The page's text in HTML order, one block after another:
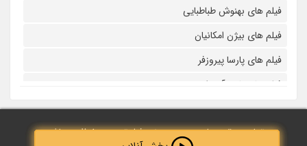
فیلم های بهنوش طباطبایی
فیلم های بیژن امکانیان
فیلم های پارسا پیروزفر
فیلم های پانته آ بهرام
فیلم های پولاد کیمیایی
فیلم های پویا امینی
تمامی حقوق مادی و معنوی نزد فیلم‌ترین محفوظ می‌باشد.